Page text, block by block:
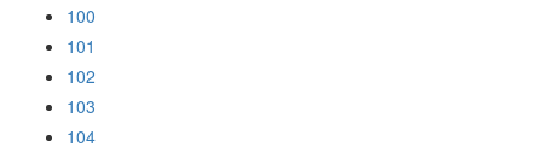
100
101
102
103
104